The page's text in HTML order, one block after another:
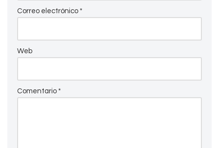
Correo electrónico *
Web
Comentario *